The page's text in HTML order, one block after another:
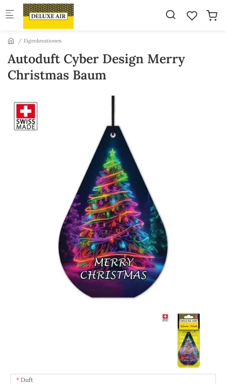
Skip to main content
Eigenkreationen
Autoduft Cyber Design Merry
Christmas Baum
Duft